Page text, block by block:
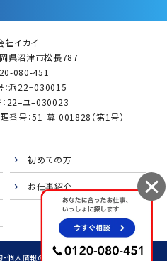
社イカイ
県沼津市松長787
080-451
：派22−030015
22–ユ–030023
番号：51-募-001828（第1号）
初めての方
お仕事紹介
・個人情報の取扱 サイトマップ